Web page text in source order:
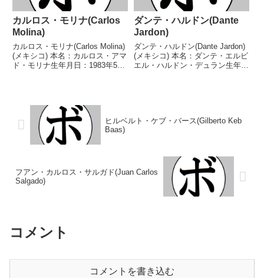
カルロス・モリナ(Carlos
Molina)
カルロス・モリナ(Carlos Molina)
(メキシコ) 本名：カルロス・アマ
ド・モリナ生年月日：1983年5月
ター級王座第24代IB...
ダンテ・ハルドン(Dante
Jardon)
ダンテ・ハルドン(Dante Jardon)
(メキシコ) 本名：ダンテ・エルビ
エル・ハルドン・デュラン生年月
ヒルベルト・ケブ・バース(Gilberto Keb
Baas)
フアン・カルロス・サルガド(Juan Carlos
Salgado)
コメント
コメントを書き込む